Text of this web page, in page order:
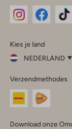
Instagram
Kies je land
NEDERLAND
je
land
Nederland
Verzendmethodes
Download onze